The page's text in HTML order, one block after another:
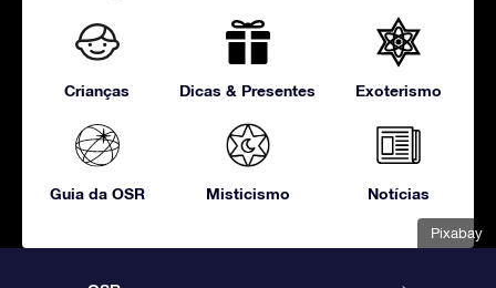
Pixabay
Crianças Dicas & Presentes Exoterismo
Guia da OSR Misticismo Notícias